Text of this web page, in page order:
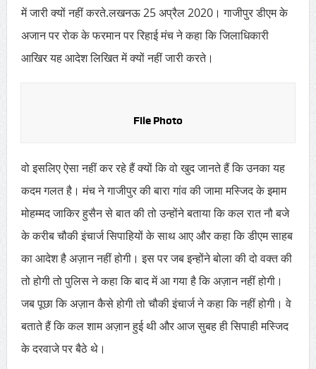
में जारी क्यों नहीं करते.लखनऊ 25 अप्रैल 2020। गाजीपुर डीएम के
अजान पर रोक के फरमान पर रिहाई मंच ने कहा कि जिलाधिकारी
आखिर यह आदेश लिखित में क्यों नहीं जारी करते।
File Photo
वो इसलिए ऐसा नहीं कर रहे हैं क्यों कि वो खुद जानते हैं कि उनका यह
कदम गलत है। मंच ने गाजीपुर की बारा गांव की जामा मस्जिद के इमाम
मोहम्मद जाकिर हुसैन से बात की तो उन्होंने बताया कि कल रात नौ बजे
के करीब चौकी इंचार्ज सिपाहियों के साथ आए और कहा कि डीएम साहब
का आदेश है अज़ान नहीं होगी। इस पर जब इन्होंने बोला की दो वक्त की
तो होगी तो पुलिस ने कहा कि बाद में आ गया है कि अज़ान नहीं होगी।
जब पूछा कि अज़ान कैसे होगी तो चौकी इंचार्ज ने कहा कि नहीं होगी। वे
बताते हैं कि कल शाम अज़ान हुई थी और आज सुबह ही सिपाही मस्जिद
के दरवाजे पर बैठे थे।